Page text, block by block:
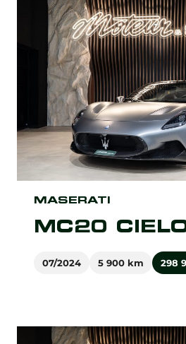
MC20
MASERATI
07/2024 5 900 km 298